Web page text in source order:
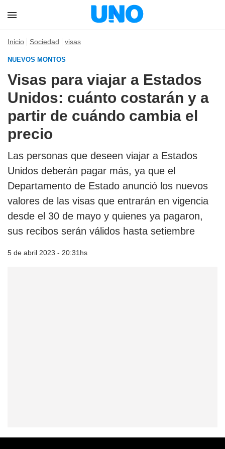
Inicio Sociedad visas
NUEVOS MONTOS
Visas para viajar a Estados
Unidos: cuánto costarán y a
partir de cuándo cambia el
precio
Las personas que deseen viajar a Estados
Unidos deberán pagar más, ya que el
Departamento de Estado anunció los nuevos
valores de las visas que entrarán en vigencia
desde el 30 de mayo y quienes ya pagaron,
sus recibos serán válidos hasta setiembre
5 de abril 2023 - 20:31hs